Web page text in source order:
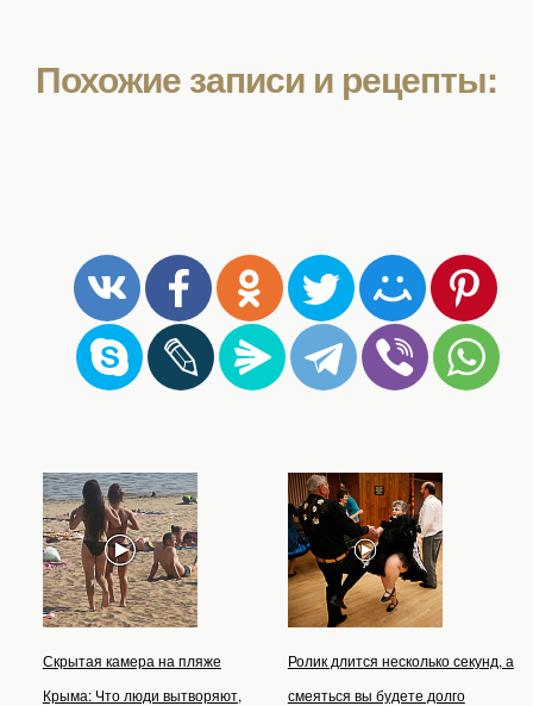
Похожие записи и рецепты:
Скрытая камера на пляже
Крыма: Что люди вытворяют,
Ролик длится несколько секунд, а
смеяться вы будете долго